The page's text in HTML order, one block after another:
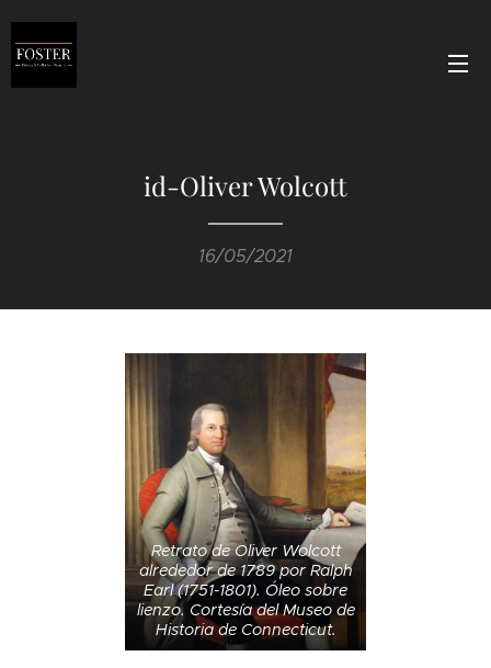
id-Oliver Wolcott
16/05/2021
Retrato de Oliver Wolcott
alrededor de 1789 por Ralph
Earl (1751-1801). Óleo sobre
lienzo. Cortesía del Museo de
Historia de Connecticut.